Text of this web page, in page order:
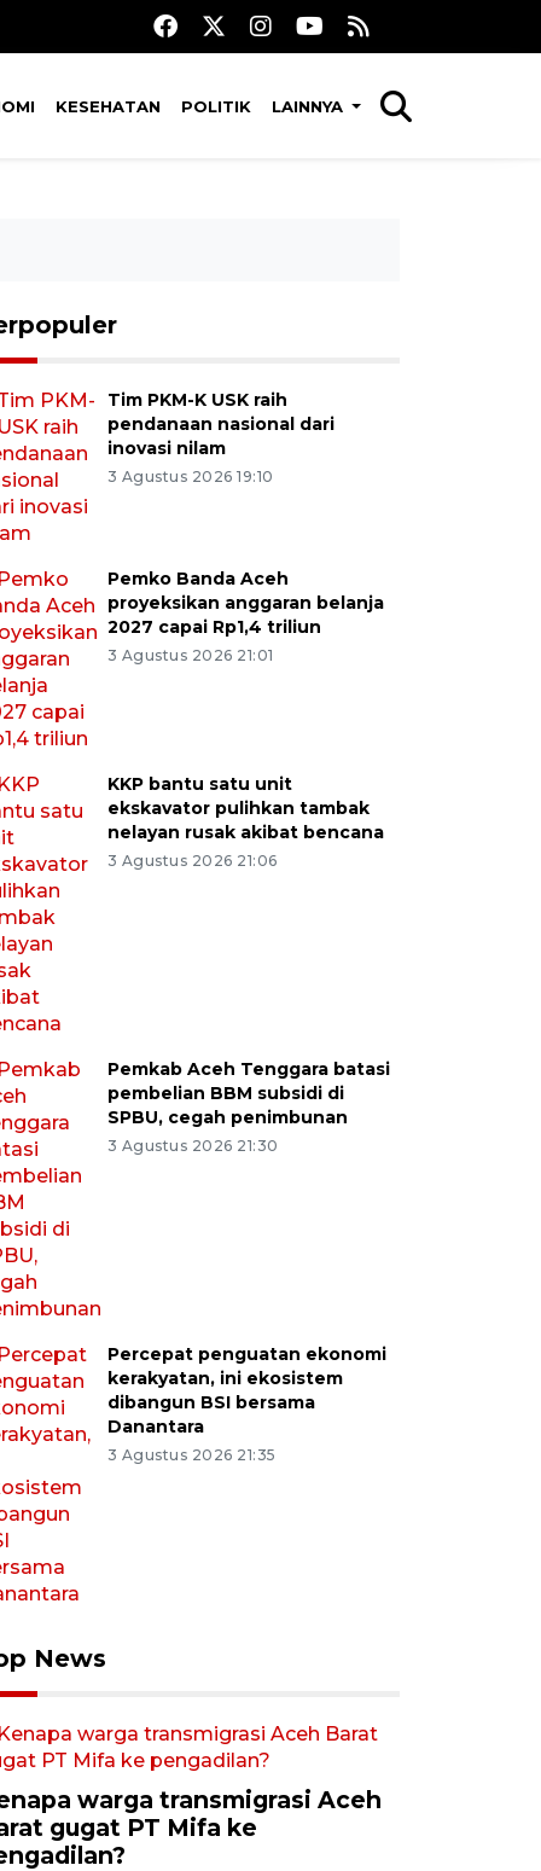
KESEHATAN POLITIK LAINNYA
Tim PKM-K USK raih
pendanaan nasional dari
inovasi nilam
3 Agustus 2026 19:10
Pemko Banda Aceh
proyeksikan anggaran belanja
2027 capai Rp1,4 triliun
3 Agustus 2026 21:01
KKP bantu satu unit
ekskavator pulihkan tambak
nelayan rusak akibat bencana
3 Agustus 2026 21:06
Pemkab Aceh Tenggara batasi
pembelian BBM subsidi di
SPBU, cegah penimbunan
3 Agustus 2026 21:30
Percepat penguatan ekonomi
kerakyatan, ini ekosistem
dibangun BSI bersama
Danantara
3 Agustus 2026 21:35
News
warga transmigrasi Aceh
gugat PT Mifa ke